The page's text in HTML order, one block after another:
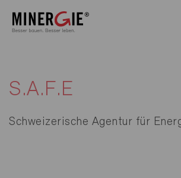
S.A.F.E
Schweizerische Agentur für